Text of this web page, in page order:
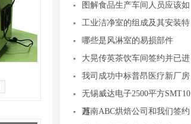
图解食品生产车间人员应该如
工业洁净室的组成及其安装特
哪些是风淋室的易损部件
大晃传英茶饮车间签约并已进
我司成功中标普昂医疗新厂房
无锡威达电子2500平方SMT10
万
越南ABC烘焙公司和我们签约